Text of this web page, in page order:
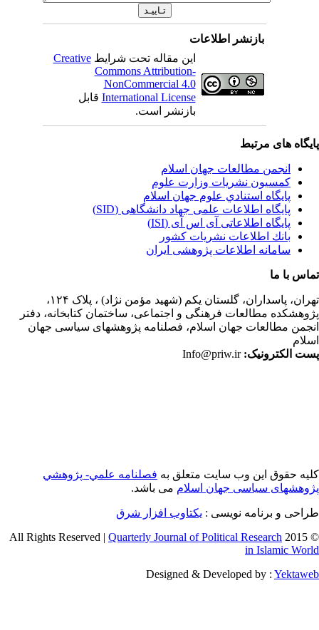
بازنشر اطلاعات
این مقاله تحت شرایطCreative
Commons Attribution-
NonCommercial 4.0
International Licenseقابل
بازنشر است.
های مرتبط
انجمن مطالعات جهان اسلام
کمسیون نشریات وزارت علوم
پايگاه استنادي علوم جهان اسلام
پایگاه اطلاعات علمی جهاد دانشگاهی (SID)
پایگاه اطلاعاتی آی اس آی (ISI)
بانك اطلاعات نشريات كشور
سامانه اطلاعات پژوهشی ایران
با ما
پاسداران، گلستان یکم (شهید مؤمن نژاد) ، پلاک ۱۲۴،
مطالعات فرهنگی و اجتماعی، ساختمان کتابخانه، دفتر
مطالعات جهان اسلام، فصلنامه پژوهشهای سیاسی جهان
الکترونیک:Info@priw.ir
حقوق این وب سایت متعلق بهفصلنامه علمي- پژوهشي
سیاسی جهان اسلاممی باشد.
و برنامه نویسی : یکتاوب افزار شرق
©
Quarterly Journal of Political Research
in Islamic
Designed & Developed by :